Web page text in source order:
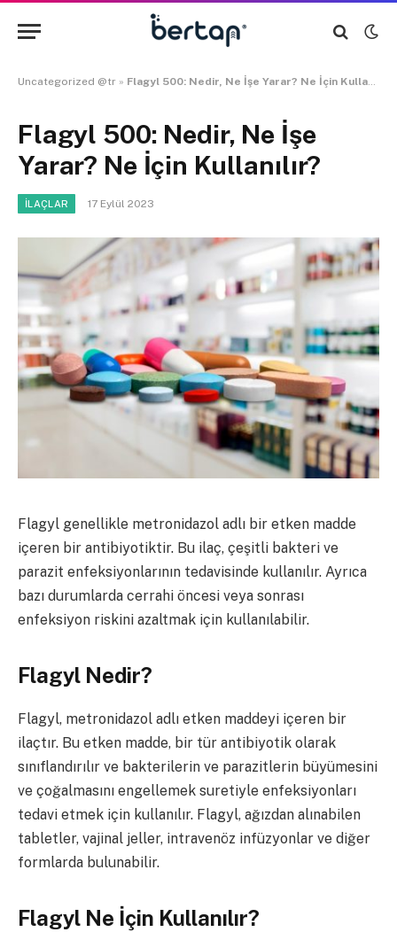
Uncategorized @tr » Flagyl 500: Nedir, Ne İşe Yarar? Ne İçin Kullanılır?
Flagyl 500: Nedir, Ne İşe
Yarar? Ne İçin Kullanılır?
İLAÇLAR 17 Eylül 2023
Flagyl genellikle metronidazol adlı bir etken madde
içeren bir antibiyotiktir. Bu ilaç, çeşitli bakteri ve
parazit enfeksiyonlarının tedavisinde kullanılır. Ayrıca
bazı durumlarda cerrahi öncesi veya sonrası
enfeksiyon riskini azaltmak için kullanılabilir.
Flagyl Nedir?
Flagyl, metronidazol adlı etken maddeyi içeren bir
ilaçtır. Bu etken madde, bir tür antibiyotik olarak
sınıflandırılır ve bakterilerin ve parazitlerin büyümesini
ve çoğalmasını engellemek suretiyle enfeksiyonları
tedavi etmek için kullanılır. Flagyl, ağızdan alınabilen
tabletler, vajinal jeller, intravenöz infüzyonlar ve diğer
formlarda bulunabilir.
Flagyl Ne İçin Kullanılır?